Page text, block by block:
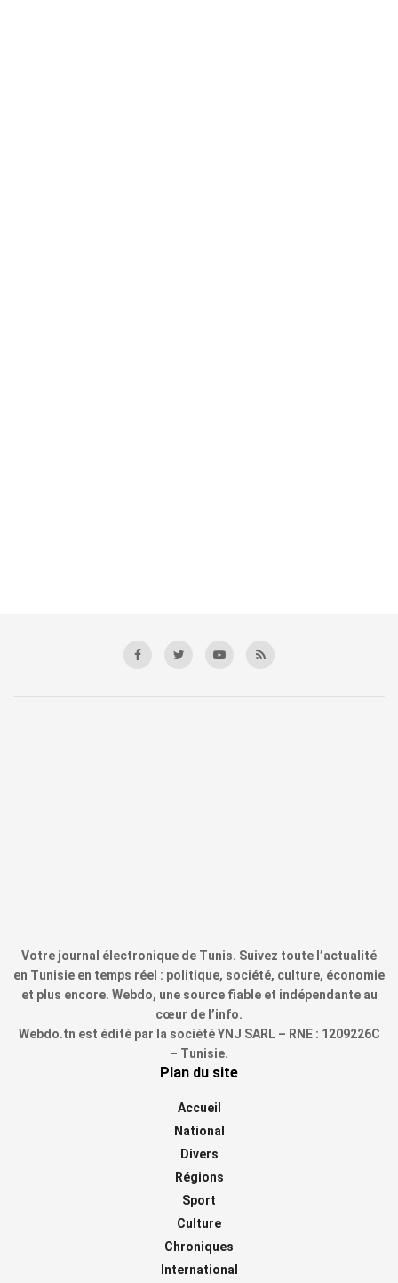
Votre journal électronique de Tunis. Suivez toute l’actualité
en Tunisie en temps réel : politique, société, culture, économie
et plus encore. Webdo, une source fiable et indépendante au
cœur de l’info.
Webdo.tn est édité par la société YNJ SARL – RNE : 1209226C
– Tunisie.
Plan du site
Accueil
National
Divers
Régions
Sport
Culture
Chroniques
International